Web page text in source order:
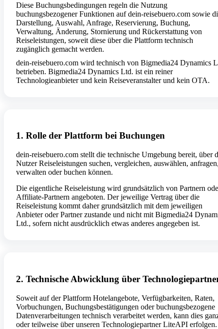
Diese Buchungsbedingungen regeln die Nutzung
buchungsbezogener Funktionen auf dein-reisebuero.com sowie
Darstellung, Auswahl, Anfrage, Reservierung, Buchung,
Verwaltung, Änderung, Stornierung und Rückerstattung von
Reiseleistungen, soweit diese über die Plattform technisch
zugänglich gemacht werden.
dein-reisebuero.com wird technisch von Bigmedia24 Dynamics
betrieben. Bigmedia24 Dynamics Ltd. ist ein reiner
Technologieanbieter und kein Reiseveranstalter und kein OTA.
1. Rolle der Plattform bei Buchungen
dein-reisebuero.com stellt die technische Umgebung bereit, über
Nutzer Reiseleistungen suchen, vergleichen, auswählen,
verwalten oder buchen können.
Die eigentliche Reiseleistung wird grundsätzlich von Partnern
Affiliate-Partnern angeboten. Der jeweilige Vertrag über die
Reiseleistung kommt daher grundsätzlich mit dem jeweiligen
Anbieter oder Partner zustande und nicht mit Bigmedia24
Ltd., sofern nicht ausdrücklich etwas anderes angegeben ist.
2. Technische Abwicklung über
Soweit auf der Plattform Hotelangebote, Verfügbarkeiten, Raten,
Vorbuchungen, Buchungsbestätigungen oder buchungsbezogene
Datenverarbeitungen technisch verarbeitet werden, kann dies
oder teilweise über unseren Technologiepartner LiteAPI erfolgen.